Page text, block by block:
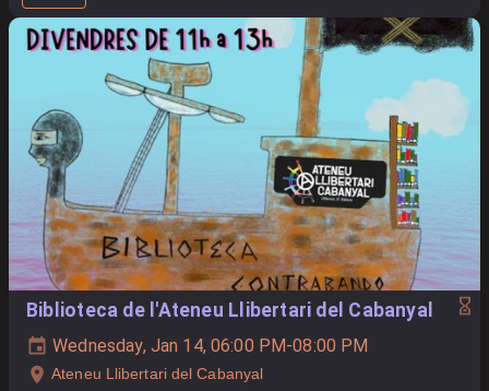
Biblioteca de l'Ateneu Llibertari del Cabanyal
Wednesday, Jan 14, 06:00 PM-08:00 PM
Ateneu Llibertari del Cabanyal